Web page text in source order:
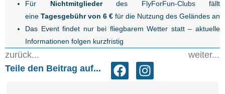
Für Nichtmitgliederdes FlyForFun-Clubs fällt
eine Tagesgebühr von 6 € für die Nutzung des Geländes an
Das Event findet nur bei fliegbarem Wetter statt – aktuelle
Informationen folgen kurzfristig
zurück...
weiter...
Teile den Beitrag auf...